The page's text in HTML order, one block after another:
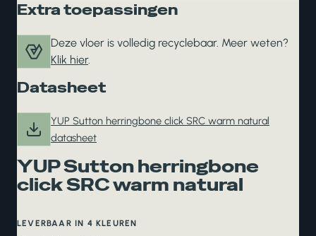
Extra toepassingen
Deze vloer is volledig recyclebaar. Meer weten?
Klik hier.
Datasheet
YUP Sutton herringbone click SRC warm natural
datasheet
YUP Sutton herringbone
click SRC warm natural
LEVERBAAR IN 4 KLEUREN